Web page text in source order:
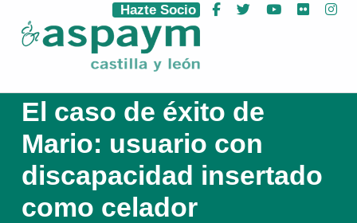
ASPAYM Castilla y León
Hazte Socio Facebook
Twitter YouTube
Flickr
El caso de éxito de
Mario: usuario con
discapacidad insertado
como celador